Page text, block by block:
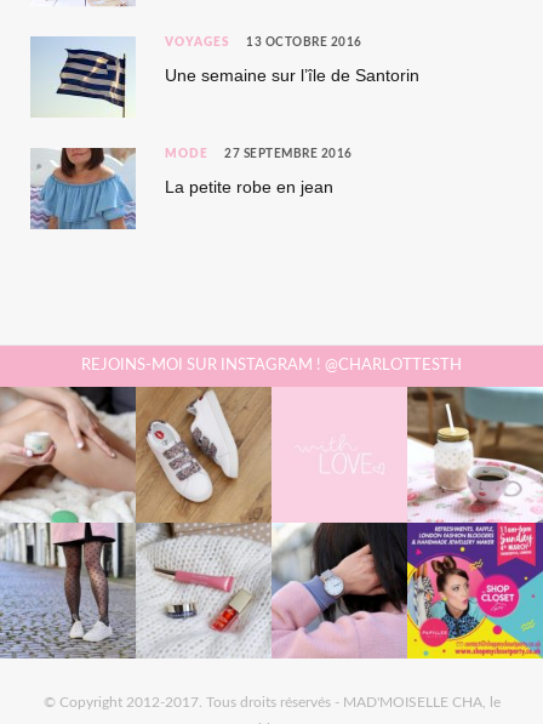
VOYAGES 13 OCTOBRE 2016
Une semaine sur l’île de Santorin
MODE 27 SEPTEMBRE 2016
La petite robe en jean
REJOINS-MOI SUR INSTAGRAM ! @CHARLOTTESTH
© Copyright 2012-2017. Tous droits réservés - MAD'MOISELLE CHA, le